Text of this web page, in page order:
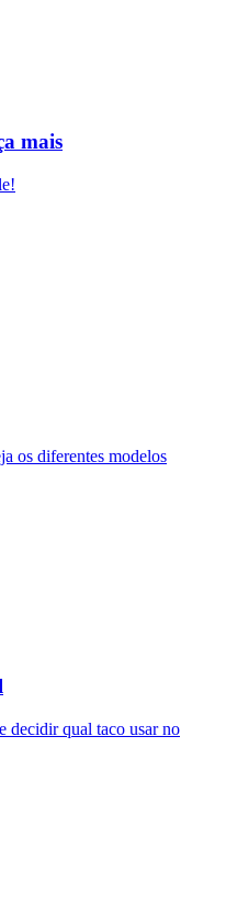
mais
os diferentes modelos
decidir qual taco usar no